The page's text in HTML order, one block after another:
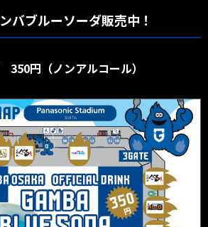
バブルーソーダ販売中！
円（ノンアルコール）